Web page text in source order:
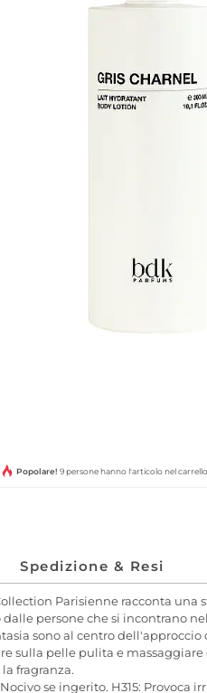
Popolare! 9 persone hanno l'articolo nel
Spedizione & Resi
Parisienne racconta una
dalle persone che si incontrano
sono al centro
sulla pelle pulita e
fragranza.
se ingerito. H315: Provoca